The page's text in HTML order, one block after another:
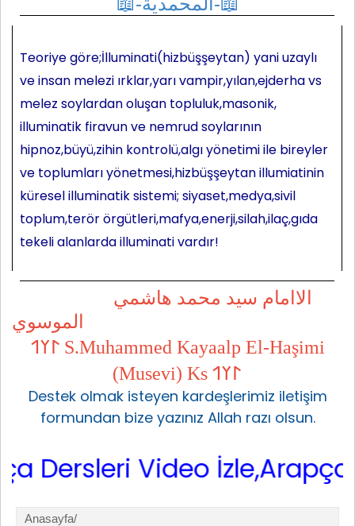
Teoriye göre;İlluminati(hizbüşşeytan) yani uzaylı
ve insan melezi ırklar,yarı vampir,yılan,ejderha vs
melez soylardan oluşan topluluk,masonik,
illuminatik firavun ve nemrud soylarının
hipnoz,büyü,zihin kontrolü,algı yönetimi ile bireyler
ve toplumları yönetmesi,hizbüşşeytan illumiatinin
küresel illuminatik sistemi; siyaset,medya,sivil
toplum,terör örgütleri,mafya,enerji,silah,ilaç,gıda
tekeli alanlarda illuminati vardır!
الاامام سيد محمد هاشمي
الموسوي
𐰃𐰠𐰯 S.Muhammed Kayaalp El-Haşimi
(Musevi) Ks 𐰃𐰠𐰯
Destek olmak isteyen kardeşlerimiz iletişim
formundan bize yazınız Allah razı olsun.
Video İzle,Arapça
Anasayfa/